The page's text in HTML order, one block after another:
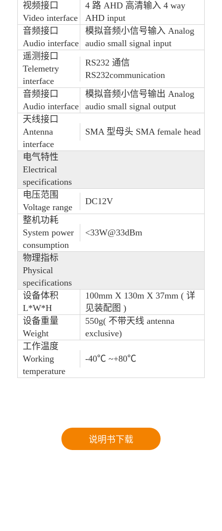
视频接口
Video interface
4 路 AHD 高清输入 4 way
AHD input
音频接口
Audio interface
模拟音频小信号输入 Analog
audio small signal input
遥测接口
Telemetry
interface
RS232 通信
RS232communication
音频接口
Audio interface
模拟音频小信号输出 Analog
audio small signal output
天线接口
Antenna
interface
SMA 型母头 SMA female head
电气特性
Electrical
specifications
电压范围
Voltage range
DC12V
整机功耗
System power
consumption
<33W@33dBm
物理指标
Physical
specifications
设备体积
L*W*H
100mm X 130m X 37mm ( 详
见装配图 )
设备重量
Weight
550g( 不带天线 antenna
exclusive)
工作温度
Working
temperature
-40℃ ~+80℃
说明书下载